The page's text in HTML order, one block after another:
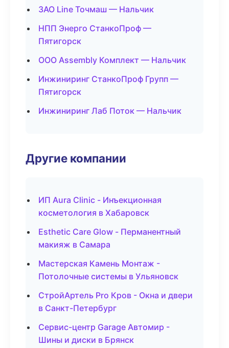
ЗАО Line Точмаш — Нальчик
НПП Энерго СтанкоПроф —
Пятигорск
ООО Assembly Комплект — Нальчик
Инжиниринг СтанкоПроф Групп —
Пятигорск
Инжиниринг Лаб Поток — Нальчик
Другие компании
ИП Aura Clinic - Инъекционная
косметология в Хабаровск
Esthetic Care Glow - Перманентный
макияж в Самара
Мастерская Камень Монтаж -
Потолочные системы в Ульяновск
СтройАртель Pro Кров - Окна и двери
в Санкт-Петербург
Сервис-центр Garage Автомир -
Шины и диски в Брянск